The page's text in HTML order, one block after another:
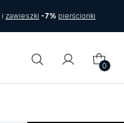
i zawieszki -7% pierścionki
0